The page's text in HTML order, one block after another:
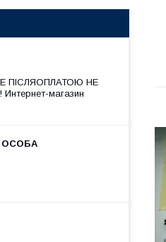
ПІСЛЯОПЛАТОЮ НЕ
магазин